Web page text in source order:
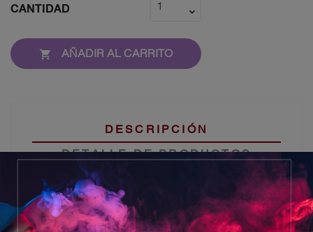
CANTIDAD
 AÑADIR AL CARRITO
DESCRIPCIÓN
DETALLE DE PRODUCTOS
DESCARTABLE CON 15000 PUFF
Una mezcla refrescante de sabores frutales tropicales
con un toque de menta.